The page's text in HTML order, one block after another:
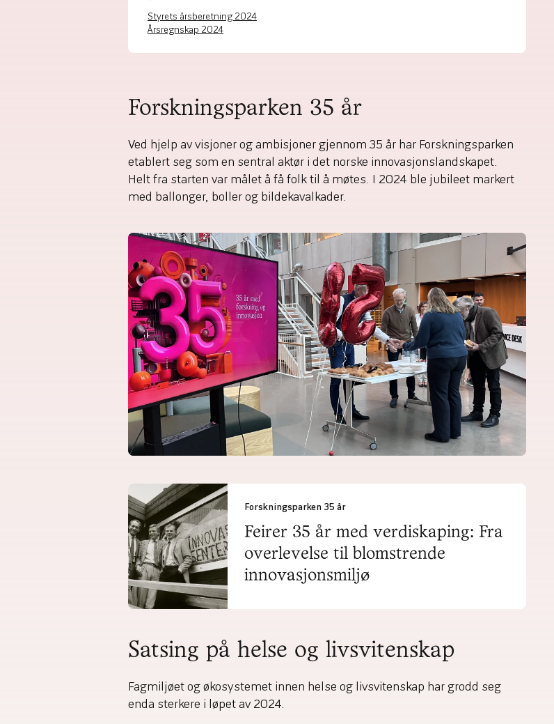
Styrets årsberetning 2024
Årsregnskap 2024
Forskningsparken 35 år
Ved hjelp av visjoner og ambisjoner gjennom 35 år har Forskningsparken
etablert seg som en sentral aktør i det norske innovasjonslandskapet.
Helt fra starten var målet å få folk til å møtes. I 2024 ble jubileet markert
med ballonger, boller og bildekavalkader.
Forskningsparken 35 år
Feirer 35 år med verdiskaping: Fra
overlevelse til blomstrende
innovasjonsmiljø
Satsing på helse og livsvitenskap
Fagmiljøet og økosystemet innen helse og livsvitenskap har grodd seg
enda sterkere i løpet av 2024.